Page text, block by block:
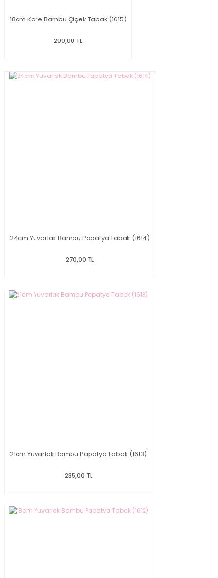
18cm Kare Bambu Çiçek Tabak (1615)
200,00 TL
24cm Yuvarlak Bambu Papatya Tabak (1614)
270,00 TL
21cm Yuvarlak Bambu Papatya Tabak (1613)
235,00 TL